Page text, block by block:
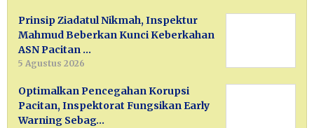
Prinsip Ziadatul Nikmah, Inspektur
Mahmud Beberkan Kunci Keberkahan
ASN Pacitan …
5 Agustus 2026
Optimalkan Pencegahan Korupsi
Pacitan, Inspektorat Fungsikan Early
Warning Sebag…